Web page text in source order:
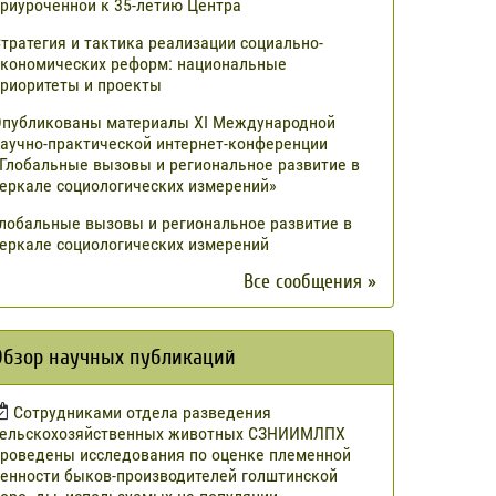
к 35-летию Центра
и тактика реализации социально-
реформ: национальные
и проекты
материалы XI Международной
практической интернет-конференции
вызовы и региональное развитие в
социологических измерений»
вызовы и региональное развитие в
социологических измерений
Все сообщения »
научных публикаций
Сотрудниками отдела разведения
животных СЗНИИМЛПХ
исследования по оценке племенной
быков-производителей голштинской